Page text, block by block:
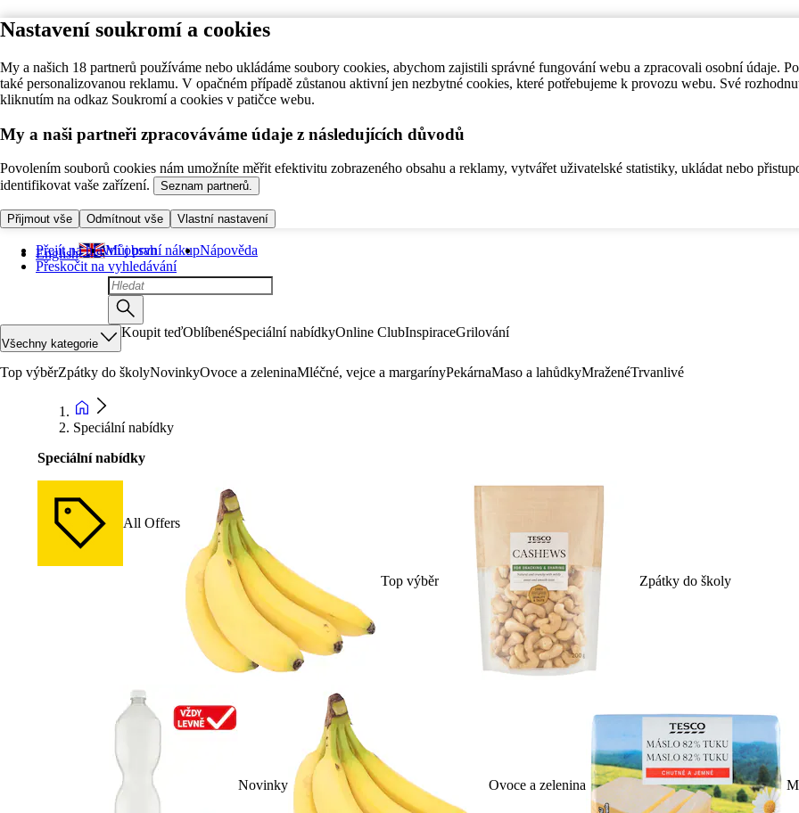
Nastavení soukromí a cookies
My a našich 18 partnerů používáme nebo ukládáme soubory cookies, abychom zajistili správné fungování webu a zpracovali osobní údaje.
také personalizovanou reklamu. V opačném případě zůstanou aktivní jen nezbytné cookies, které potřebujeme k provozu webu. Své
kliknutím na odkaz Soukromí a cookies v patičce webu.
My a naši partneři zpracováváme údaje z následujících důvodů
Povolením souborů cookies nám umožníte měřit efektivitu zobrazeného obsahu a reklamy, vytvářet uživatelské statistiky, ukládat nebo
identifikovat vaše zařízení.
Seznam partnerů.
Přijmout vše Odmítnout vše Vlastní nastavení
Přejít na hlavní obsah
Přeskočit na vyhledávání
English Můj první nákupNápověda
Všechny kategorie
Koupit teďOblíbenéSpeciální nabídkyOnline ClubInspiraceGrilování
Top výběrZpátky do školyNovinkyOvoce a zeleninaMléčné, vejce a margarínyPekárnaMaso a lahůdkyMraženéTrvanlivé
Speciální nabídky
Speciální nabídky
All Offers
Top výběr Zpátky do školy
Novinky Ovoce a zelenina